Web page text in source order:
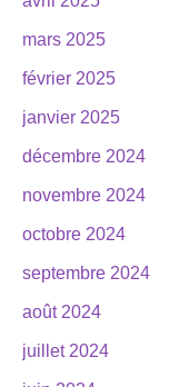
mars 2025
février 2025
janvier 2025
décembre 2024
novembre 2024
octobre 2024
septembre 2024
août 2024
juillet 2024